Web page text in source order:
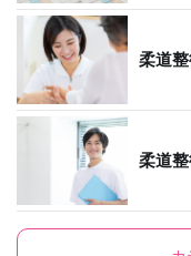
柔道
柔道